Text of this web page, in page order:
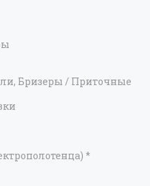
Бризеры / Приточные
*